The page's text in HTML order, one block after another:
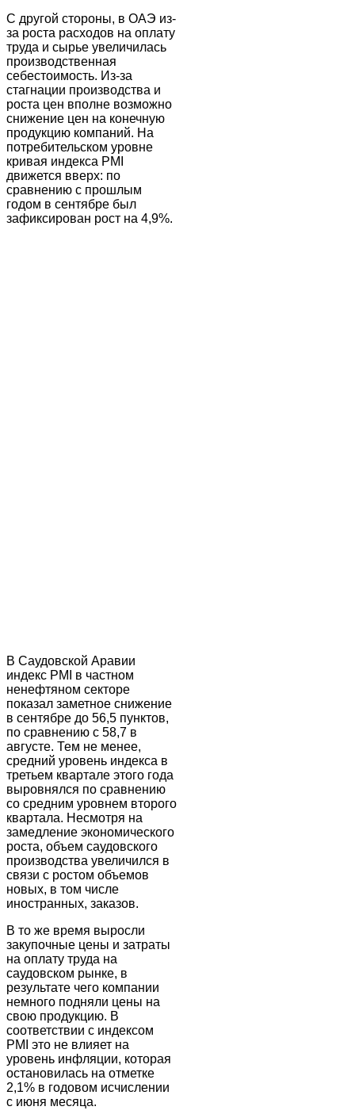
С другой стороны, в ОАЭ из-
за роста расходов на оплату
труда и сырье увеличилась
производственная
себестоимость. Из-за
стагнации производства и
роста цен вполне возможно
снижение цен на конечную
продукцию компаний. На
потребительском уровне
кривая индекса PMI
движется вверх: по
сравнению с прошлым
годом в сентябре был
зафиксирован рост на 4,9%.
В Саудовской Аравии
индекс PMI в частном
ненефтяном секторе
показал заметное снижение
в сентябре до 56,5 пунктов,
по сравнению с 58,7 в
августе. Тем не менее,
средний уровень индекса в
третьем квартале этого года
выровнялся по сравнению
со средним уровнем второго
квартала. Несмотря на
замедление экономического
роста, объем саудовского
производства увеличился в
связи с ростом объемов
новых, в том числе
иностранных, заказов.
В то же время выросли
закупочные цены и затраты
на оплату труда на
саудовском рынке, в
результате чего компании
немного подняли цены на
свою продукцию. В
соответствии с индексом
PMI это не влияет на
уровень инфляции, которая
остановилась на отметке
2,1% в годовом исчислении
с июня месяца.